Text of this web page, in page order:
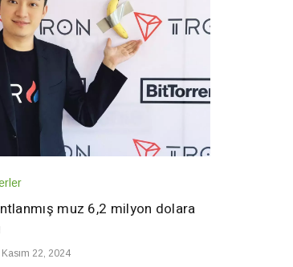
muz 6,2 milyon dolara
Kasım 22, 2024